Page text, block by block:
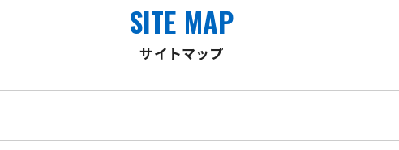
サイトマップ
SITE MAP